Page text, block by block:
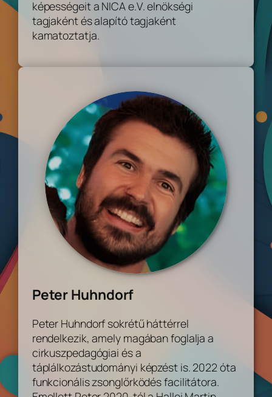
képességeit a NICA e.V. elnökségi
tagjaként és alapító tagjaként
kamatoztatja.
Peter Huhndorf
Peter Huhndorf sokrétű háttérrel
rendelkezik, amely magában foglalja a
cirkuszpedagógiai és a
táplálkozástudományi képzést is. 2022 óta
funkcionális zsonglőrködés facilitátora.